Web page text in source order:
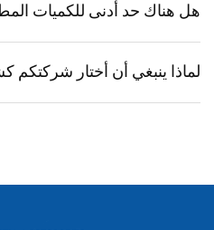
هل هناك حد أدنى للكميات
لماذا ينبغي أن أختار شركتكم